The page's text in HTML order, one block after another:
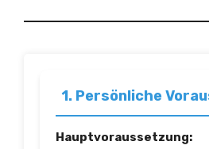
1. Persönliche
Hauptvoraussetzung: